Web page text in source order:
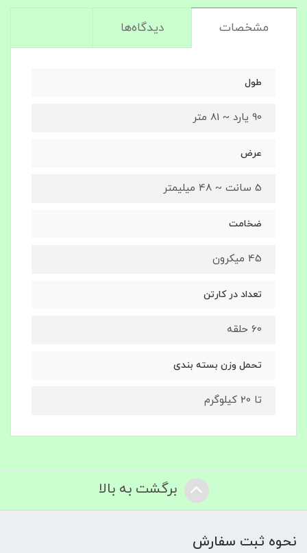
مشخصات دیدگاه‌ها
طول
90 یارد ~ 81 متر
عرض
5 سانت ~ 48 میلیمتر
ضخامت
45 میکرون
تعداد در کارتن
60 حلقه
تحمل وزن بسته بندی
تا 20 کیلوگرم
برگشت به بالا
نحوه ثبت سفارش